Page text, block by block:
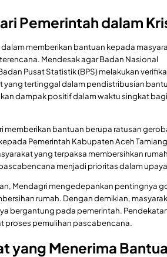
Pemerintah dalam
memberikan bantuan kepada
Mendesak agar Badan Nasional
Pusat Statistik (BPS) melakukan
tertinggal dalam pendistribusian
dampak positif dalam waktu singkat
memberikan bantuan berupa ratusan
Pemerintah Kabupaten Aceh
yang terpaksa membersihkan
menjadi prioritas dalam
Mendagri mengedepankan pentingnya
rumah. Dengan demikian,
bergantung pada pemerintah.
proses pemulihan pascabencana.
yang Menerima